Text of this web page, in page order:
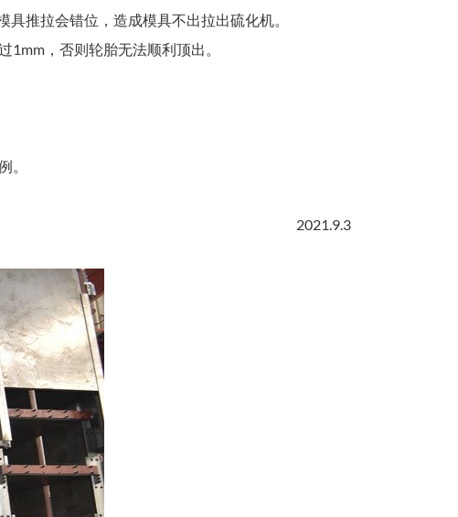
推拉会错位，造成模具不出拉出硫化机。
，否则轮胎无法顺利顶出。
。
2021.9.3